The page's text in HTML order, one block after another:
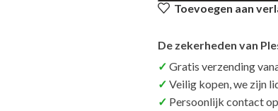
Toevoegen aan
De zekerheden van
Gratis verzending
Veilig kopen, we zijn
Persoonlijk contact